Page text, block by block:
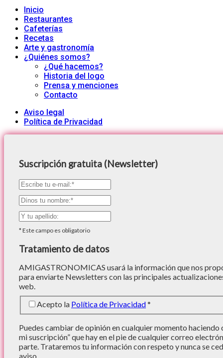
Inicio
Restaurantes
Cafeterías
Recetas
Arte y gastronomía
¿Quiénes somos?
¿Qué hacemos?
Historia del logo
Prensa y menciones
Contacto
Aviso legal
Política de Privacidad
Suscripción gratuita (Newsletter)
*Este campo es obligatorio
Tratamiento de datos
AMIGASTRONOMICAS usará la información que nos
para enviarte Newsletters con las principales
web.
Acepto la Política de Privacidad*
Puedes cambiar de opinión en cualquier momento haciendo
mi suscripción” que hay en el pie de cualquier correo
parte. Trataremos tu información con respeto y nunca se
aviso.